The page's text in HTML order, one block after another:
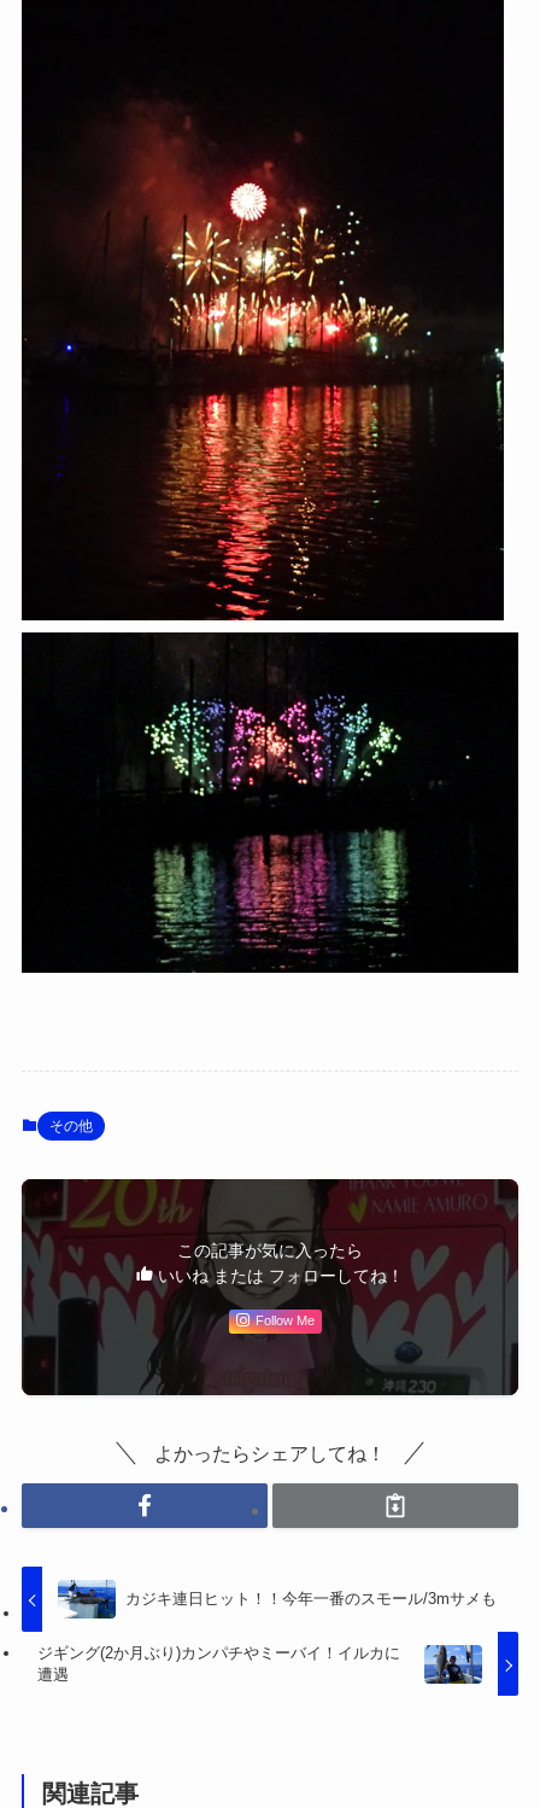
その他
この記事が気に入ったら
いいね または フォローしてね！
Follow Me
よかったらシェアしてね！
カジキ連日ヒット！！今年一番のスモール/3mサメも
ジギング(2か月ぶり)カンパチやミーバイ！イルカに
遭遇
関連記事